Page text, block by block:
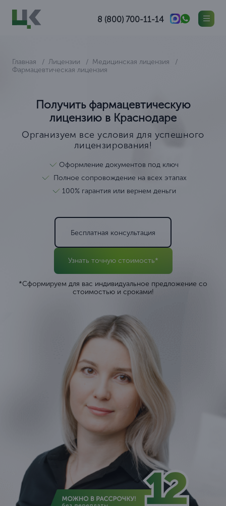
8 (800) 700-11-14
Главная Лицензии
Медицинская лицензия
Фармацевтическая лицензия
Получить фармацевтическую
лицензию в Краснодаре
Организуем все условия для успешного
лицензирования!
Оформление документов под ключ
Полное сопровождение на всех этапах
100% гарантия или вернем деньги
Бесплатная консультация
Узнать точную стоимость*
*Сформируем для вас индивидуальное предложение со
стоимостью и сроками!